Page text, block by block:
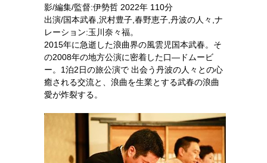
影/編集/監督:伊勢哲 2022年 110分
出演/国本武春,沢村豊子,春野恵子,丹波の人々,ナ
レーション:玉川奈々福。
2015年に急逝した浪曲界の風雲児国本武春。そ
の2008年の地方公演に密着した口—ドムービ
ー。1泊2日の旅公演で 出会う丹波の人々との心
癒される交流と、浪曲を生業とする武春の浪曲
愛が炸裂する。